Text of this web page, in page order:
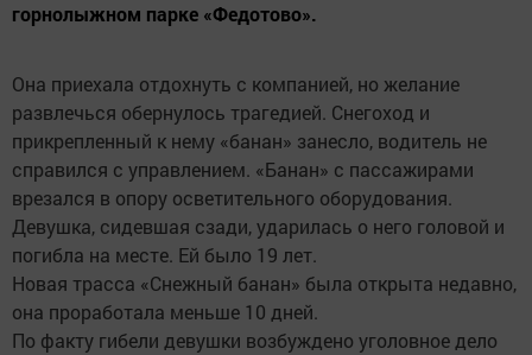
горнолыжном парке «Федотово».
Она приехала отдохнуть с компанией, но желание
развлечься обернулось трагедией. Снегоход и
прикрепленный к нему «банан» занесло, водитель не
справился с управлением. «Банан» с пассажирами
врезался в опору осветительного оборудования.
Девушка, сидевшая сзади, ударилась о него головой и
погибла на месте. Ей было 19 лет.
Новая трасса «Снежный банан» была открыта недавно,
она проработала меньше 10 дней.
По факту гибели девушки возбуждено уголовное дело